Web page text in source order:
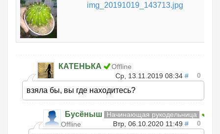
img_20191019_143713.jpg
КАТЕНЬКА
Offline
Ср, 13.11.2019 08:34 # 0
взяла бы, вы где находитесь?
Бусёныш
Начинающая рукодельница
Offline
Втр, 06.10.2020 11:49 # 0